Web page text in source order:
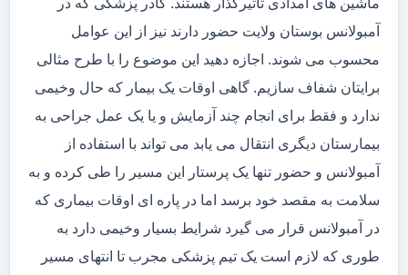
آمبولانس بوستان ولایت حضور دارند نیز از این عوامل
محسوب می شوند. اجازه دهید این موضوع را با طرح مثالی
برایتان شفاف سازیم. گاهی اوقات یک بیمار که حال وخیمی
ندارد و فقط برای انجام چند آزمایش و یا یک عمل جراحی به
بیمارستان دیگری انتقال می یابد می تواند با استفاده از
آمبولانس و حضور تنها یک پرستار این مسیر را طی کرده و به
سلامت به مقصد خود برسد اما در پاره ای اوقات بیماری که
در آمبولانس قرار می گیرد شرایط بسیار وخیمی دارد به
طوری که لازم است یک تیم پزشکی مجرب تا انتهای مسیر